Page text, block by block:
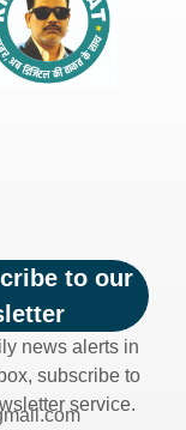
to our
news alerts in
subscribe to
service.